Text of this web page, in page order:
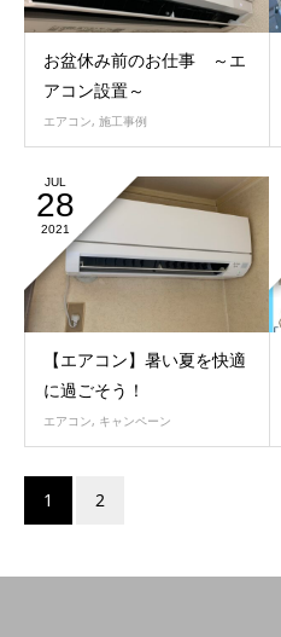
お盆休み前のお仕事 ～エ
アコン設置～
エアコン, 施工事例
JUL
28
2021
【エアコン】暑い夏を快適
に過ごそう！
エアコン, キャンペーン
1 2